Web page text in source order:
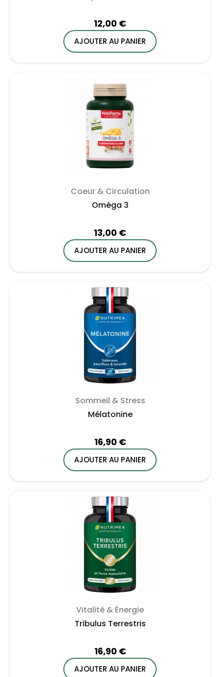
12,00 €
AJOUTER AU PANIER
Coeur & Circulation
Oméga 3
13,00 €
AJOUTER AU PANIER
Sommeil & Stress
Mélatonine
16,90 €
AJOUTER AU PANIER
Vitalité & Énergie
Tribulus Terrestris
16,90 €
AJOUTER AU PANIER